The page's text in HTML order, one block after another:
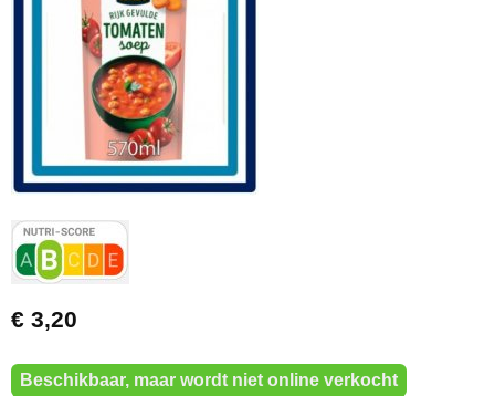
€ 3,20
Beschikbaar, maar wordt niet online verkocht